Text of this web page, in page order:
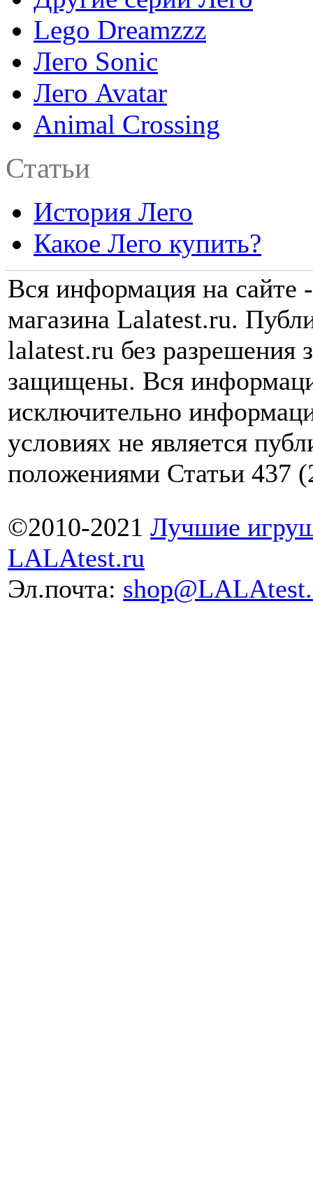
Lego Dreamzzz
Лего Sonic
Лего Avatar
Animal Crossing
Статьи
История Лего
Какое Лего купить?
Вся информация на сайте
магазина Lalatest.ru.
lalatest.ru без разрешения
защищены. Вся
исключительно
условиях не является
положениями Статьи 437
©2010-2021 Лучшие
LALAtest.ru
Эл.почта: